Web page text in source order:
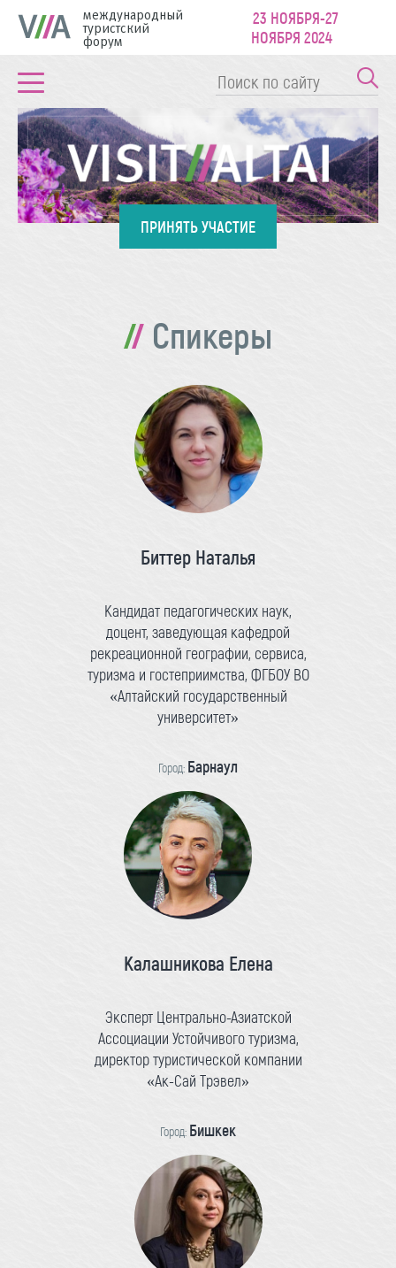
международный
туристский
форум
23 НОЯБРЯ-27
НОЯБРЯ 2024
ПРИНЯТЬ УЧАСТИЕ
Спикеры
Биттер Наталья
Кандидат педагогических наук,
доцент, заведующая кафедрой
рекреационной географии, сервиса,
туризма и гостеприимства, ФГБОУ ВО
«Алтайский государственный
университет»
Город: Барнаул
Калашникова Елена
Эксперт Центрально-Азиатской
Ассоциации Устойчивого туризма,
директор туристической компании
«Ак-Сай Трэвел»
Город: Бишкек